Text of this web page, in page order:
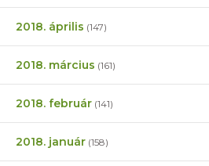
2018. április (147)
2018. március (161)
2018. február (141)
2018. január (158)